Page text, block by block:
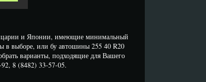
и Японии, имеющие минимальный
в выборе, или бу автошины 255 40 R20
варианты, подходящие для Вашего
8 (8482) 33-57-05.